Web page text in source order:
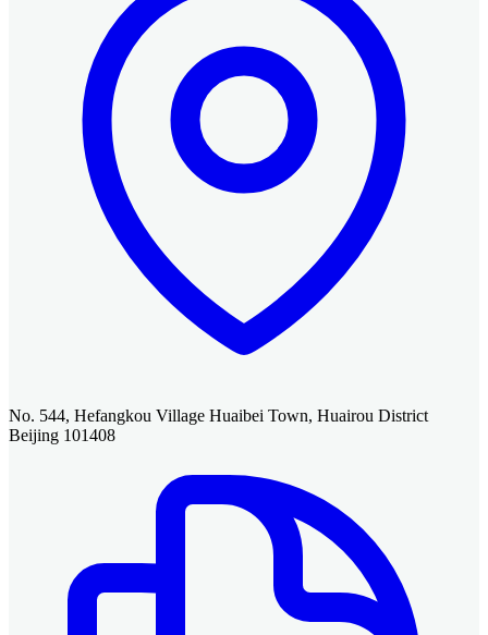
No. 544, Hefangkou Village Huaibei Town, Huairou District
Beijing 101408